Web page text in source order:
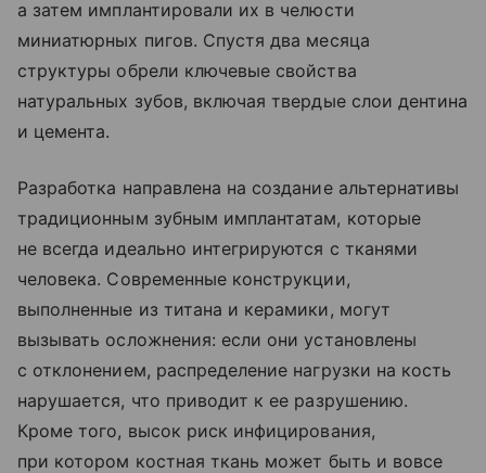
а затем имплантировали их в челюсти
миниатюрных пигов. Спустя два месяца
структуры обрели ключевые свойства
натуральных зубов, включая твердые слои дентина
и цемента.
Разработка направлена на создание альтернативы
традиционным зубным имплантатам, которые
не всегда идеально интегрируются с тканями
человека. Современные конструкции,
выполненные из титана и керамики, могут
вызывать осложнения: если они установлены
с отклонением, распределение нагрузки на кость
нарушается, что приводит к ее разрушению.
Кроме того, высок риск инфицирования,
при котором костная ткань может быть и вовсе